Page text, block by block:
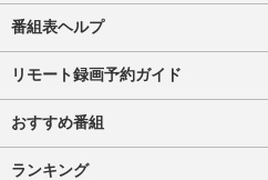
番組表ヘルプ
リモート録画予約ガイド
おすすめ番組
ランキング